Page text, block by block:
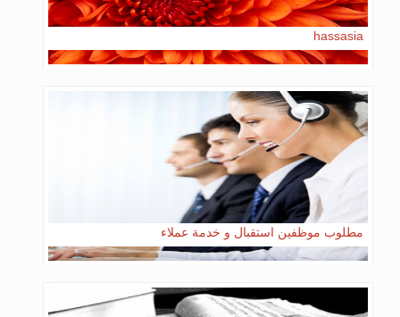
hassasia
مطلوب موظفين استقبال و خدمة عملاء